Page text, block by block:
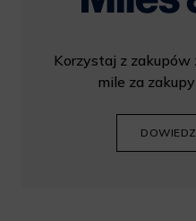
Korzystaj z
mile za